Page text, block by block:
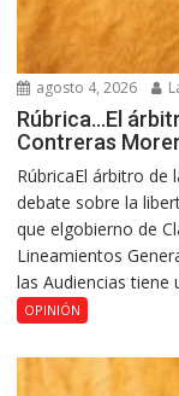
agosto 4, 2026
Rúbrica…El
Contreras
RúbricaEl árbitro de
debate sobre la
que elgobierno de
Lineamientos
las Audiencias
OPINIÓN